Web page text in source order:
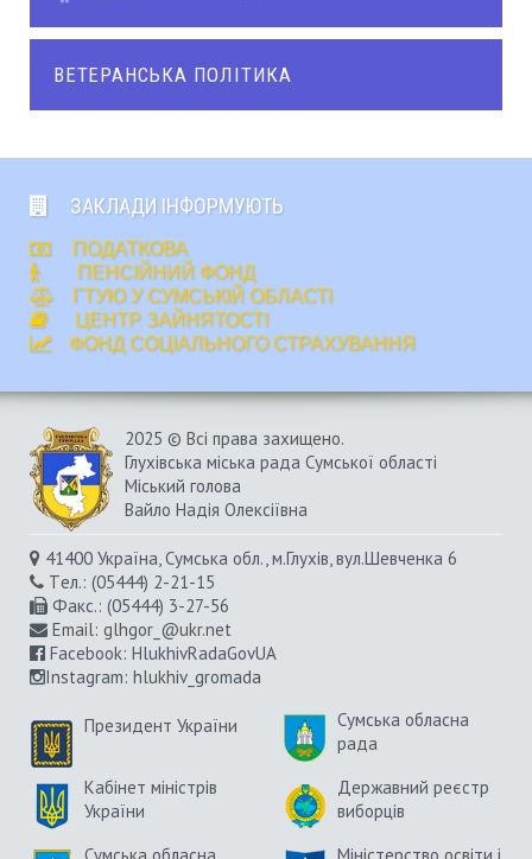
ВЕТЕРАНСЬКА ПОЛІТИКА
ЗАКЛАДИ ІНФОРМУЮТЬ
ПОДАТКОВА
ПЕНСІЙНИЙ ФОНД
ГТУЮ У СУМСЬКІЙ ОБЛАСТІ
ЦЕНТР ЗАЙНЯТОСТІ
ФОНД СОЦІАЛЬНОГО СТРАХУВАННЯ
2025 © Всі права захищено.
Глухівська міська рада Сумської області
Міський голова
Вайло Надія Олексіївна
41400 Україна, Сумська обл., м.Глухів, вул.Шевченка 6
Tел.: (05444) 2-21-15
Факс.: (05444) 3-27-56
Email: glhgor_@ukr.net
Facebook: HlukhivRadaGovUA
Instagram: hlukhiv_gromada
Президент України
Сумська обласна
рада
Кабінет міністрів
України
Державний реєстр
виборців